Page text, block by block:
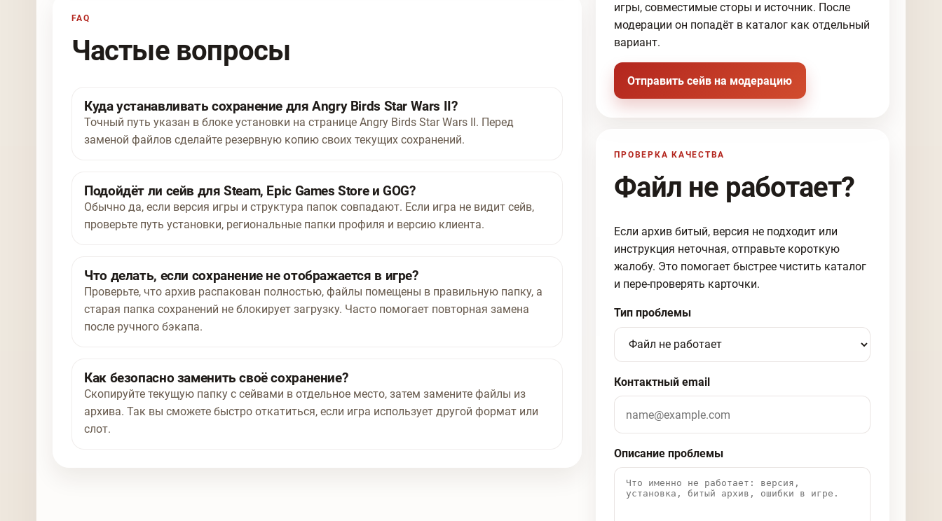
FAQ
Частые вопросы
Куда устанавливать сохранение для Angry Birds Star Wars II?
Точный путь указан в блоке установки на странице Angry Birds Star Wars II. Перед
заменой файлов сделайте резервную копию своих текущих сохранений.
Подойдёт ли сейв для Steam, Epic Games Store и GOG?
Обычно да, если версия игры и структура папок совпадают. Если игра не видит сейв,
проверьте путь установки, региональные папки профиля и версию клиента.
Что делать, если сохранение не отображается в игре?
Проверьте, что архив распакован полностью, файлы помещены в правильную папку, а
старая папка сохранений не блокирует загрузку. Часто помогает повторная замена
после ручного бэкапа.
Как безопасно заменить своё сохранение?
Скопируйте текущую папку с сейвами в отдельное место, затем замените файлы из
архива. Так вы сможете быстро откатиться, если игра использует другой формат или
слот.
игры, совместимые сторы и источник. После
модерации он попадёт в каталог как отдельный
вариант.
Отправить сейв на модерацию
ПРОВЕРКА КАЧЕСТВА
Файл не работает?
Если архив битый, версия не подходит или
инструкция неточная, отправьте короткую
жалобу. Это помогает быстрее чистить каталог
и пере-проверять карточки.
Тип проблемы
Контактный email
Описание проблемы